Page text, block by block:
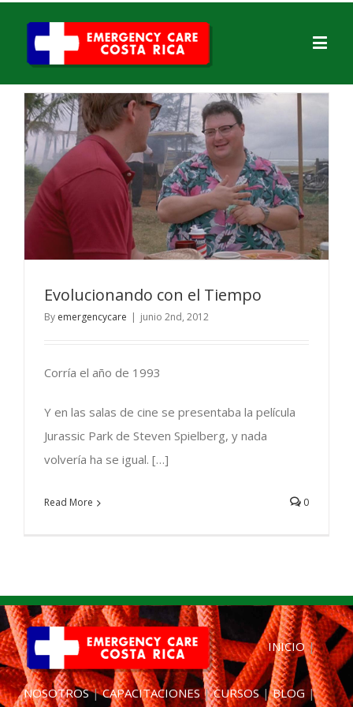
Evolucionando con el Tiempo
By emergencycare | junio 2nd, 2012
Corría el año de 1993
Y en las salas de cine se presentaba la película
Jurassic Park de Steven Spielberg, y nada
volvería ha se igual. […]
Read More 0
INICIO|
NOSOTROS|CAPACITACIONES|CURSOS|BLOG |